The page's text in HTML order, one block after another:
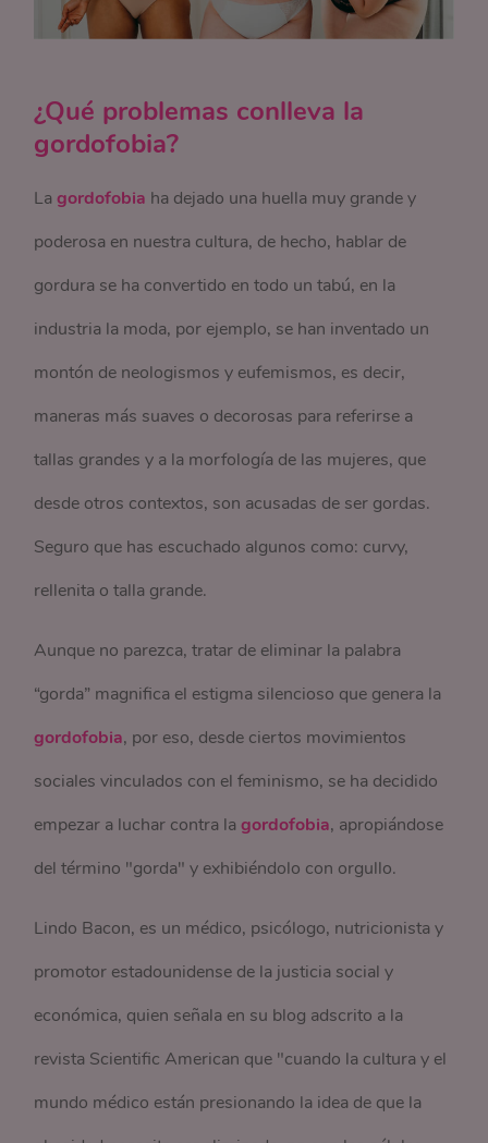
¿Qué problemas conlleva la
gordofobia?
Lagordofobia ha dejado una huella muy grande y
poderosa en nuestra cultura, de hecho, hablar de
gordura se ha convertido en todo un tabú, en la
industria la moda, por ejemplo, se han inventado un
montón de neologismos y eufemismos, es decir,
maneras más suaves o decorosas para referirse a
tallas grandes y a la morfología de las mujeres, que
desde otros contextos, son acusadas de ser gordas.
Seguro que has escuchado algunos como: curvy,
rellenita o talla grande.
Aunque no parezca, tratar de eliminar la palabra
“gorda” magnifica el estigma silencioso que genera la
gordofobia, por eso, desde ciertos movimientos
sociales vinculados con el feminismo, se ha decidido
empezar a luchar contra lagordofobia, apropiándose
del término "gorda" y exhibiéndolo con orgullo.
Lindo Bacon, es un médico, psicólogo, nutricionista y
promotor estadounidense de la justicia social y
económica, quien señala en su blog adscrito a la
revista Scientific American que "cuando la cultura y el
mundo médico están presionando la idea de que la